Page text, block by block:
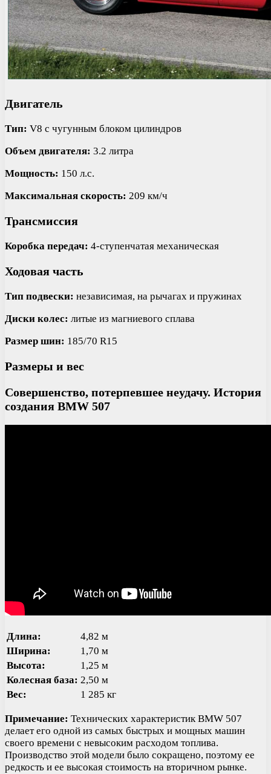
Двигатель
Тип: V8 с чугунным блоком цилиндров
Объем двигателя: 3.2 литра
Мощность: 150 л.с.
Максимальная скорость: 209 км/ч
Трансмиссия
Коробка передач: 4-ступенчатая механическая
Ходовая часть
Тип подвески: независимая, на рычагах и пружинах
Диски колес: литые из магниевого сплава
Размер шин: 185/70 R15
Размеры и вес
Совершенство, потерпевшее неудачу. История
создания BMW 507
Длина:
4,82 м
Ширина:
1,70 м
Высота:
1,25 м
Колесная база: 2,50 м
Вес:
1 285 кг
Примечание: Технических характеристик BMW 507
делает его одной из самых быстрых и мощных машин
своего времени с невысоким расходом топлива.
Производство этой модели было сокращено, поэтому ее
редкость и ее высокая стоимость на вторичном рынке.